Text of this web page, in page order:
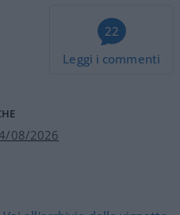
22
Leggi i commenti
08/2026